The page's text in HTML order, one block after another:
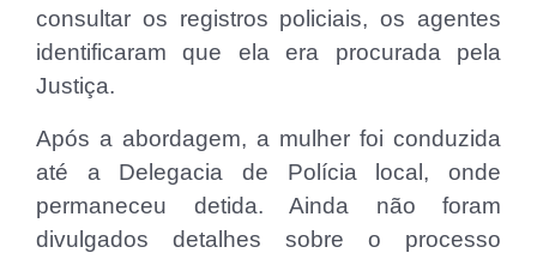
consultar os registros policiais, os agentes
identificaram que ela era procurada pela
Justiça.
Após a abordagem, a mulher foi conduzida
até a Delegacia de Polícia local, onde
permaneceu detida. Ainda não foram
divulgados detalhes sobre o processo